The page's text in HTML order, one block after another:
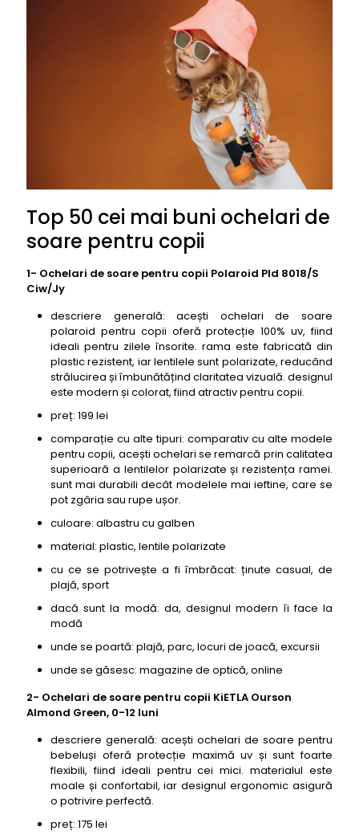
Top 50 cei mai buni ochelari de
soare pentru copii
1- Ochelari de soare pentru copii Polaroid Pld 8018/S
Ciw/Jy
descriere generală: acești ochelari de soare
polaroid pentru copii oferă protecție 100% uv, fiind
ideali pentru zilele însorite. rama este fabricată din
plastic rezistent, iar lentilele sunt polarizate, reducând
strălucirea și îmbunătățind claritatea vizuală. designul
este modern și colorat, fiind atractiv pentru copii.
preț: 199 lei
comparație cu alte tipuri: comparativ cu alte modele
pentru copii, acești ochelari se remarcă prin calitatea
superioară a lentilelor polarizate și rezistența ramei.
sunt mai durabili decât modelele mai ieftine, care se
pot zgâria sau rupe ușor.
culoare: albastru cu galben
material: plastic, lentile polarizate
cu ce se potrivește a fi îmbrăcat: ținute casual, de
plajă, sport
dacă sunt la modă: da, designul modern îi face la
modă
unde se poartă: plajă, parc, locuri de joacă, excursii
unde se găsesc: magazine de optică, online
2- Ochelari de soare pentru copii KiETLA Ourson
Almond Green, 0-12 luni
descriere generală: acești ochelari de soare pentru
bebeluși oferă protecție maximă uv și sunt foarte
flexibili, fiind ideali pentru cei mici. materialul este
moale și confortabil, iar designul ergonomic asigură
o potrivire perfectă.
preț: 175 lei